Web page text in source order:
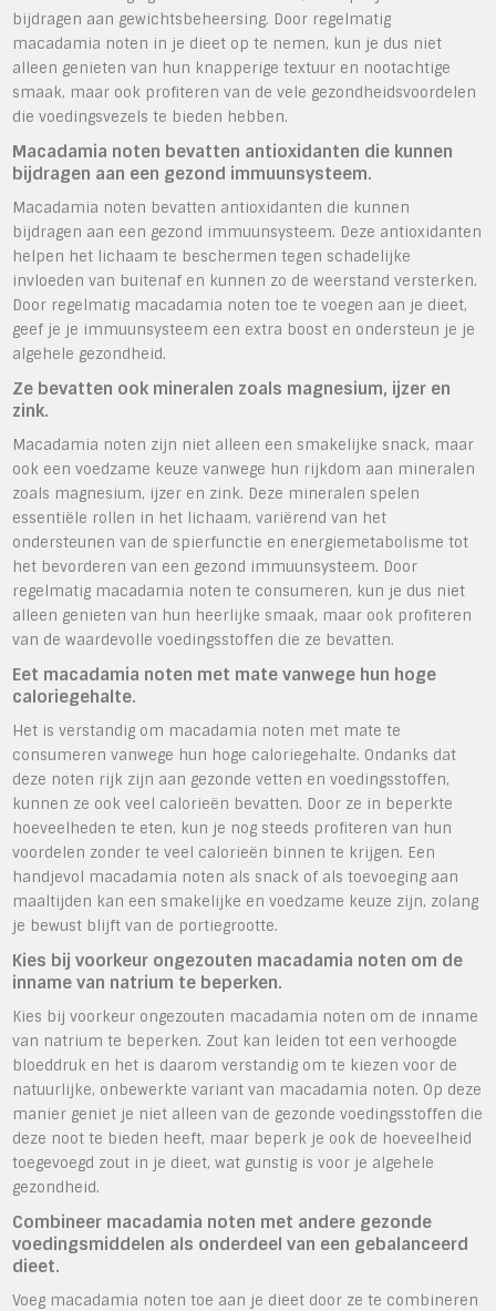
bijdragen aan gewichtsbeheersing. Door regelmatig
macadamia noten in je dieet op te nemen, kun je dus niet
alleen genieten van hun knapperige textuur en nootachtige
smaak, maar ook profiteren van de vele gezondheidsvoordelen
die voedingsvezels te bieden hebben.
Macadamia noten bevatten antioxidanten die kunnen
bijdragen aan een gezond immuunsysteem.
Macadamia noten bevatten antioxidanten die kunnen
bijdragen aan een gezond immuunsysteem. Deze antioxidanten
helpen het lichaam te beschermen tegen schadelijke
invloeden van buitenaf en kunnen zo de weerstand versterken.
Door regelmatig macadamia noten toe te voegen aan je dieet,
geef je je immuunsysteem een extra boost en ondersteun je je
algehele gezondheid.
Ze bevatten ook mineralen zoals magnesium, ijzer en
zink.
Macadamia noten zijn niet alleen een smakelijke snack, maar
ook een voedzame keuze vanwege hun rijkdom aan mineralen
zoals magnesium, ijzer en zink. Deze mineralen spelen
essentiële rollen in het lichaam, variërend van het
ondersteunen van de spierfunctie en energiemetabolisme tot
het bevorderen van een gezond immuunsysteem. Door
regelmatig macadamia noten te consumeren, kun je dus niet
alleen genieten van hun heerlijke smaak, maar ook profiteren
van de waardevolle voedingsstoffen die ze bevatten.
Eet macadamia noten met mate vanwege hun hoge
caloriegehalte.
Het is verstandig om macadamia noten met mate te
consumeren vanwege hun hoge caloriegehalte. Ondanks dat
deze noten rijk zijn aan gezonde vetten en voedingsstoffen,
kunnen ze ook veel calorieën bevatten. Door ze in beperkte
hoeveelheden te eten, kun je nog steeds profiteren van hun
voordelen zonder te veel calorieën binnen te krijgen. Een
handjevol macadamia noten als snack of als toevoeging aan
maaltijden kan een smakelijke en voedzame keuze zijn, zolang
je bewust blijft van de portiegrootte.
Kies bij voorkeur ongezouten macadamia noten om de
inname van natrium te beperken.
Kies bij voorkeur ongezouten macadamia noten om de inname
van natrium te beperken. Zout kan leiden tot een verhoogde
bloeddruk en het is daarom verstandig om te kiezen voor de
natuurlijke, onbewerkte variant van macadamia noten. Op deze
manier geniet je niet alleen van de gezonde voedingsstoffen die
deze noot te bieden heeft, maar beperk je ook de hoeveelheid
toegevoegd zout in je dieet, wat gunstig is voor je algehele
gezondheid.
Combineer macadamia noten met andere gezonde
voedingsmiddelen als onderdeel van een gebalanceerd
dieet.
Voeg macadamia noten toe aan je dieet door ze te combineren